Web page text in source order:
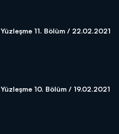
Yüzleşme 11. Bölüm / 22.02.2021
Yüzleşme 10. Bölüm / 19.02.2021